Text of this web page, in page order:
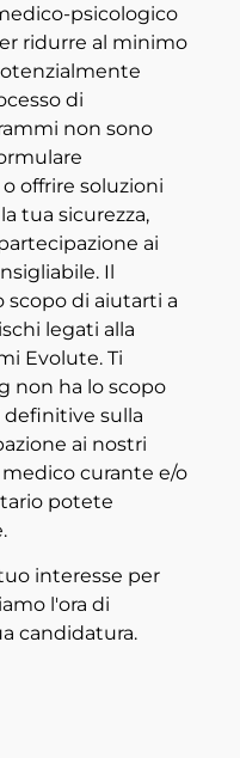
psicologico
ridurre al minimo
di
non sono
offrire soluzioni
tua sicurezza,
ai
Il
scopo di aiutarti a
legati alla
Evolute. Ti
non ha lo scopo
sulla
ai nostri
curante e/o
potete
interesse per
l'ora di
candidatura.